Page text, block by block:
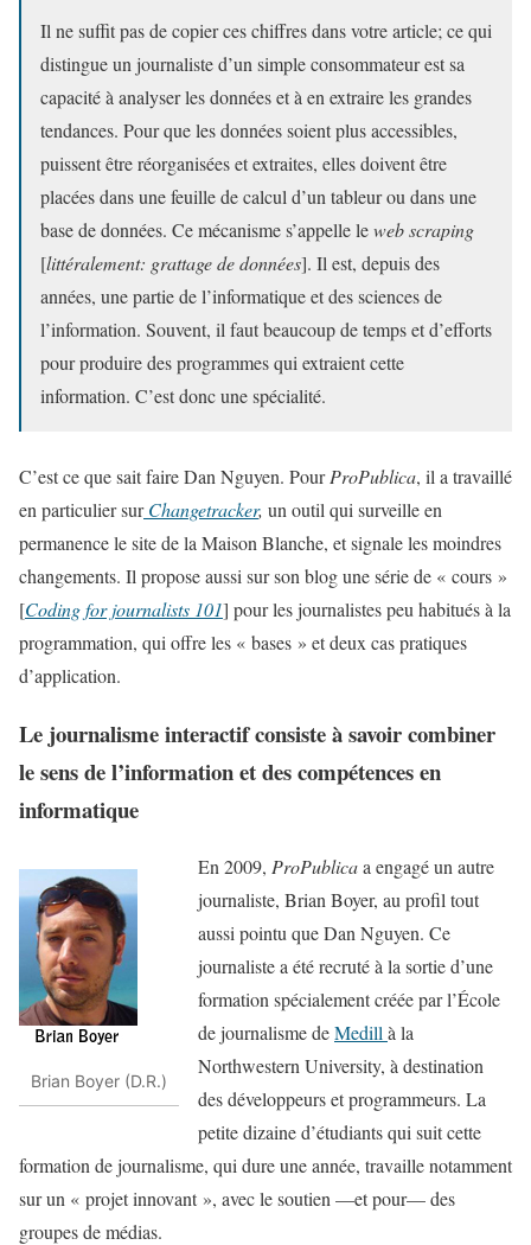
Il ne suffit pas de copier ces chiffres dans votre article; ce qui
distingue un journaliste d’un simple consommateur est sa
capacité à analyser les données et à en extraire les grandes
tendances. Pour que les données soient plus accessibles,
puissent être réorganisées et extraites, elles doivent être
placées dans une feuille de calcul d’un tableur ou dans une
base de données. Ce mécanisme s’appelle leweb scraping
[littéralement: grattage de données]. Il est, depuis des
années, une partie de l’informatique et des sciences de
l’information. Souvent, il faut beaucoup de temps et d’efforts
pour produire des programmes qui extraient cette
information. C’est donc une spécialité.
C’est ce que sait faire Dan Nguyen. PourProPublica, il a travaillé
en particulier surChangetracker, un outil qui surveille en
permanence le site de la Maison Blanche, et signale les moindres
changements. Il propose aussi sur son blog une série de « cours »
[Coding for journalists 101] pour les journalistes peu habitués à la
programmation, qui offre les « bases » et deux cas pratiques
d’application.
Le journalisme interactif consiste à savoir combiner
le sens de l’information et des compétences en
informatique
Brian Boyer (D.R.)
En 2009, ProPublicaa engagé un autre
journaliste, Brian Boyer, au profil tout
aussi pointu que Dan Nguyen. Ce
journaliste a été recruté à la sortie d’une
formation spécialement créée par l’École
de journalisme deMedillà la
Northwestern University, à destination
des développeurs et programmeurs. La
petite dizaine d’étudiants qui suit cette
formation de journalisme, qui dure une année, travaille notamment
sur un « projet innovant », avec le soutien —et pour— des
groupes de médias.